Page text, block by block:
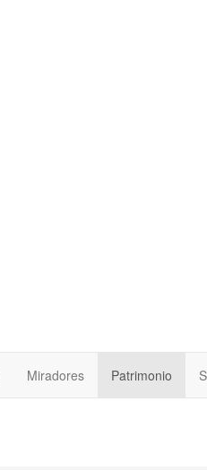
Miradores Patrimonio